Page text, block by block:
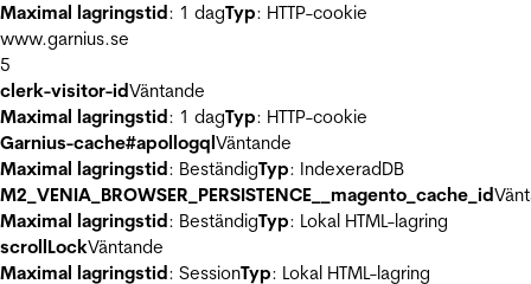
Maximal lagringstid: 1 dagTyp: HTTP-cookie
www.garnius.se
5
clerk-visitor-idVäntande
Maximal lagringstid: 1 dagTyp: HTTP-cookie
Garnius-cache#apollogqlVäntande
Maximal lagringstid: BeständigTyp: IndexeradDB
M2_VENIA_BROWSER_PERSISTENCE__magento_cache_id
Maximal lagringstid: BeständigTyp: Lokal HTML-lagring
scrollLockVäntande
Maximal lagringstid: SessionTyp: Lokal HTML-lagring